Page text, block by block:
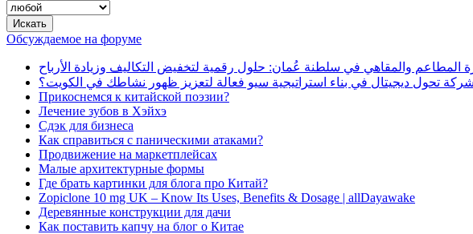
Обсуждаемое на форуме
المطاعم والمقاهي في سلطنة عُمان: حلول رقمية لتخفيض التكاليف وزيادة الأرباح
تحول ديجيتال في بناء استراتيجية سيو فعالة لتعزيز ظهور نشاطك في الكويت؟
Прикоснемся к китайской поэзии?
Лечение зубов в Хэйхэ
Сдэк для бизнеса
Как справиться с паническими атаками?
Продвижение на маркетплейсах
Малые архитектурные формы
Где брать картинки для блога про Китай?
Zopiclone 10 mg UK – Know Its Uses, Benefits & Dosage | allDayawake
Деревянные конструкции для дачи
Как поставить капчу на блог о Китае